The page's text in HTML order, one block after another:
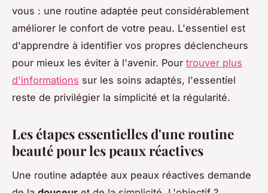
vous : une routine adaptée peut considérablement
améliorer le confort de votre peau. L'essentiel est
d'apprendre à identifier vos propres déclencheurs
pour mieux les éviter à l'avenir. Pour trouver plus
d'informations sur les soins adaptés, l'essentiel
reste de privilégier la simplicité et la régularité.
Les étapes essentielles d'une routine
beauté pour les peaux réactives
Une routine adaptée aux peaux réactives demande